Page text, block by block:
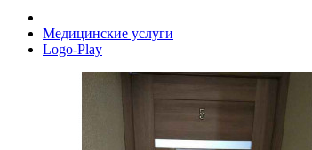
Медицинские услуги
Logo-Play